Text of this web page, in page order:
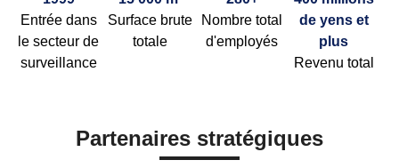
Entrée dans
le secteur de
surveillance
Surface brute
totale
Nombre total
d'employés
de yens et
plus
Revenu total
Partenaires stratégiques